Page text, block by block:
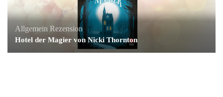
Allgemein Rezension
Hotel der Magier von Nicki Thornton